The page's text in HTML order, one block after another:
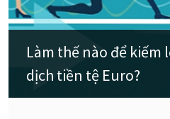
Làm thế nào để kiếm
dịch tiền tệ Euro?